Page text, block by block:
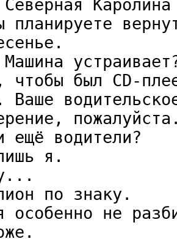
Каролина
планируете
чтобы был CD-
Ваше
ещё водители?
я.
по знаку.
не